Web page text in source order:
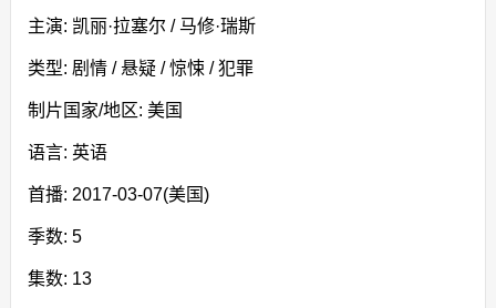
主演: 凯丽·拉塞尔 / 马修·瑞斯
类型: 剧情 / 悬疑 / 惊悚 / 犯罪
制片国家/地区: 美国
语言: 英语
首播: 2017-03-07(美国)
季数: 5
集数: 13